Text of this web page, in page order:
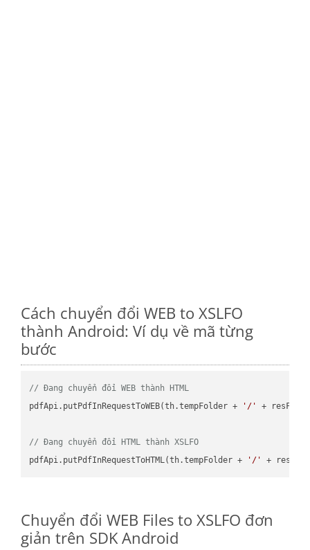
Cách chuyển đổi WEB to XSLFO
thành Android: Ví dụ về mã từng
bước
// Đang chuyển đổi WEB thành HTML
pdfApi.putPdfInRequestToWEB(th.tempFolder +
'/' +
// Đang chuyển đổi HTML thành XSLFO
pdfApi.putPdfInRequestToHTML(th.tempFolder +
'/' +
Chuyển đổi WEB Files to XSLFO đơn
giản trên SDK Android